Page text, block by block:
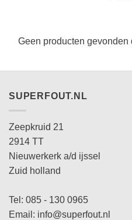
Geen producten
SUPERFOUT.NL
Zeepkruid 21
2914 TT
Nieuwerkerk a/d ijssel
Zuid holland
Tel: 085 - 130 0965
Email: info@superfout.nl